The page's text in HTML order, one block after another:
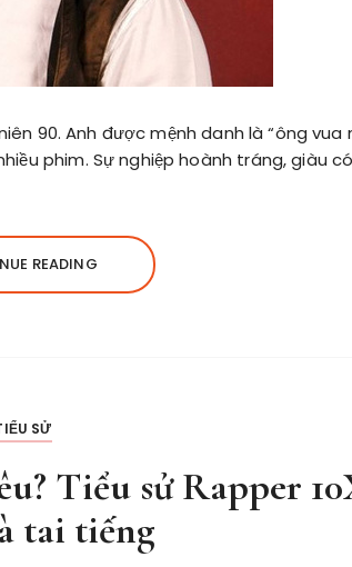
90. Anh được mệnh danh là “ông vua
phim. Sự nghiệp hoành tráng, giàu
READING
SỬ
Tiểu sử Rapper
tai tiếng